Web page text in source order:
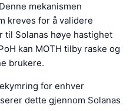
mekanismen
kreves for å validere
til Solanas høye hastighet
kan MOTH tilby raske og
brukere.
for enhver
dette gjennom Solanas